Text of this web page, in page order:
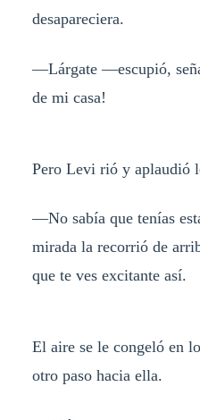
desapareciera.
—Lárgate —escupió,
de mi casa!
Pero Levi rió y aplaudió
—No sabía que tenías
mirada la recorrió de
que te ves excitante así.
El aire se le congeló en
otro paso hacia ella.